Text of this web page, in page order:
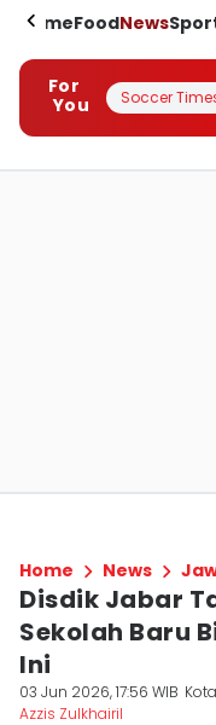
HomeFoodNews
For
You
Soccer
Home News
Disdik Jabar
Sekolah Baru
Ini
03 Jun 2026, 17:56 WIB
Azzis Zulkhairil